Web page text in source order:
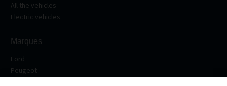
All the vehicles
Electric vehicles
Marques
Ford
Peugeot